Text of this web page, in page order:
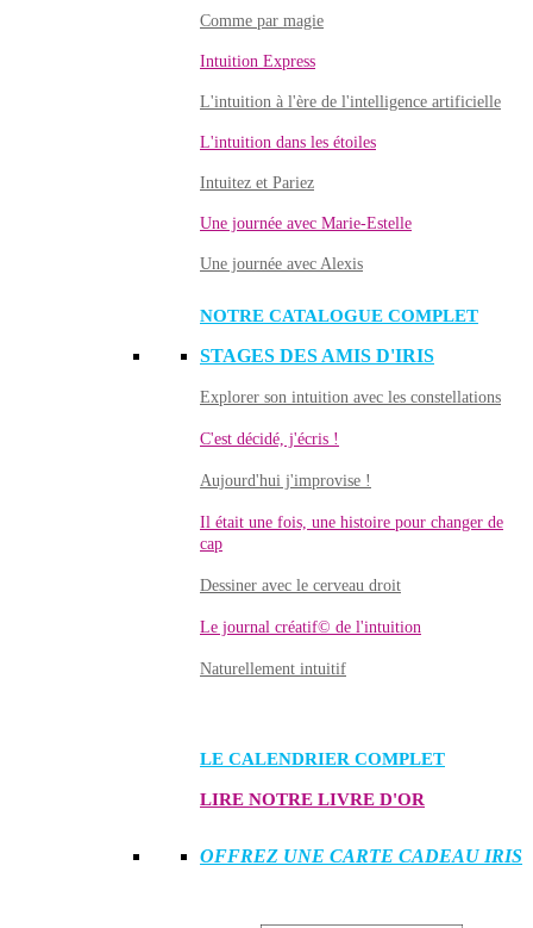
Comme par magie
Intuition Express
L'intuition à l'ère de l'intelligence artificielle
L'intuition dans les étoiles
Intuitez et Pariez
Une journée avec Marie-Estelle
Une journée avec Alexis
NOTRE CATALOGUE COMPLET
STAGES DES AMIS D'IRIS
Explorer son intuition avec les constellations
C'est décidé, j'écris !
Aujourd'hui j'improvise !
Il était une fois, une histoire pour changer de
cap
Dessiner avec le cerveau droit
Le journal créatif© de l'intuition
Naturellement intuitif
LE CALENDRIER COMPLET
LIRE NOTRE LIVRE D'OR
OFFREZ UNE CARTE CADEAU IRIS